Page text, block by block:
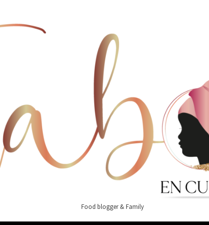
Food blogger & Family